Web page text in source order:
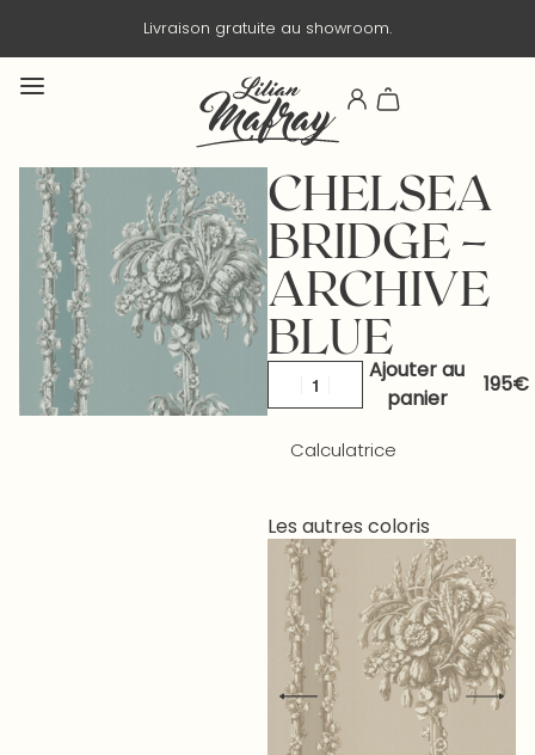
Livraison gratuite au showroom.
CHELSEA
BRIDGE –
ARCHIVE
BLUE
Ajouter au
panier
Calculatrice
Les autres coloris